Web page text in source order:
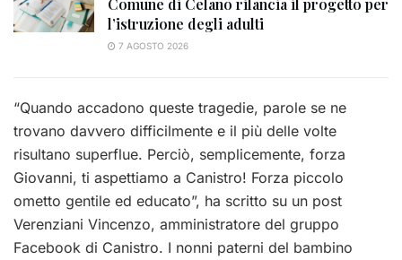
Comune di Celano rilancia il progetto per
l’istruzione degli adulti
7 AGOSTO 2026
“Quando accadono queste tragedie, parole se ne
trovano davvero difficilmente e il più delle volte
risultano superflue. Perciò, semplicemente, forza
Giovanni, ti aspettiamo a Canistro! Forza piccolo
ometto gentile ed educato”, ha scritto su un post
Verenziani Vincenzo, amministratore del gruppo
Facebook di Canistro. I nonni paterni del bambino